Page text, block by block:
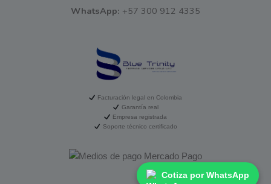
WhatsApp: +57 300 912 4335
Facturación legal en Colombia
Garantía real
Empresa registrada
Soporte técnico certificado
Cotiza por WhatsApp